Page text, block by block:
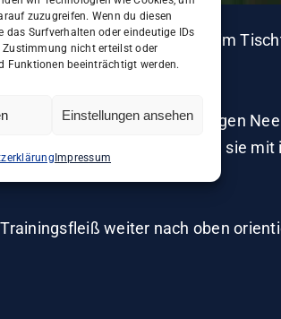
zuzugreifen. Wenn du diesen
Surfverhalten oder eindeutige IDs
Zustimmung nicht erteilst oder
Funktionen beeinträchtigt werden.
Einstellungen ansehen
Impressum
im
nach oben.
3:1 in die Schranken. Gegen
Im Doppel unterlag sie mit
weiter nach oben